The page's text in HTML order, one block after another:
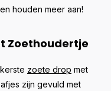
houden meer aan!
Zoethoudertje
zoete drop met
zijn gevuld met